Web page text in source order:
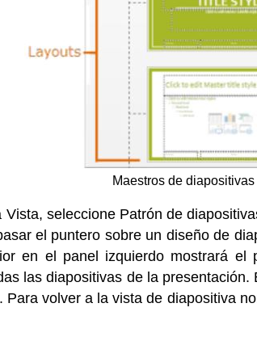
Maestros de diapositivas
seleccione Patrón de
el puntero sobre un diseño de
en el panel izquierdo mostrará
las diapositivas de la
volver a la vista de diapositiva